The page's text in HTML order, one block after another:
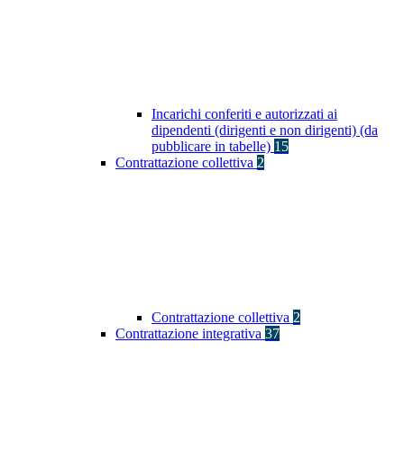
Incarichi conferiti e autorizzati ai
dipendenti (dirigenti e non dirigenti) (da
pubblicare in tabelle) 15
Contrattazione collettiva 2
Contrattazione collettiva 2
Contrattazione integrativa 37